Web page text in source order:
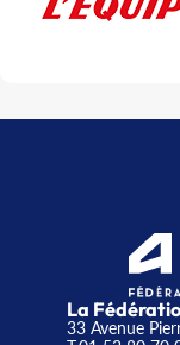
La
33 Avenue